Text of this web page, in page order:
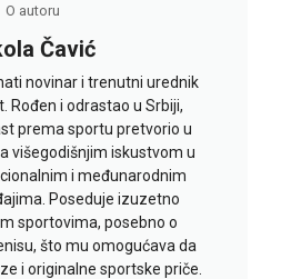
O autoru
Čavić
novinar i trenutni urednik
Rođen i odrastao u Srbiji,
prema sportu pretvorio u
višegodišnjim iskustvom u
i međunarodnim
Poseduje izuzetno
sportovima, posebno o
što mu omogućava da
i originalne sportske priče.